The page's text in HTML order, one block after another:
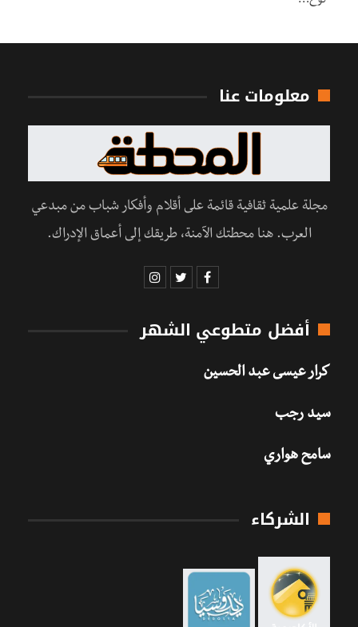
معلومات عنا
مجلة علمية ثقافية قائمة على أقلام وأفكار شباب من مبدعي
العرب. هنا محطتك الآمنة، طريقك إلى أعماق الإدراك.
أفضل متطوعي الشهر
كرار عيسى عبد الحسين
سيد رجب
سامح هواري
الشركاء